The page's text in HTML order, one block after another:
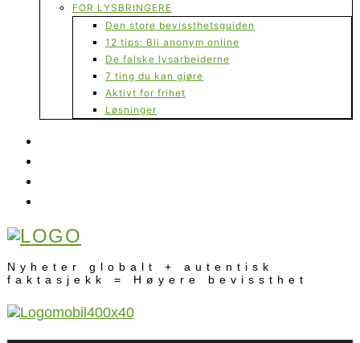
FOR LYSBRINGERE
Den store bevissthetsguiden
12 tips: Bli anonym online
De falske lysarbeiderne
7 ting du kan gjøre
Aktivt for frihet
Løsninger
Nyheter globalt + autentisk
faktasjekk = Høyere bevissthet